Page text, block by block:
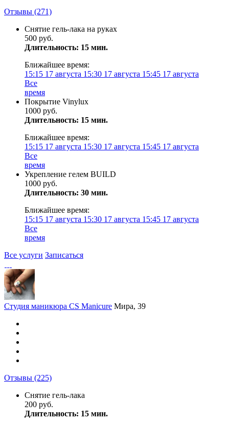
Отзывы (271)
Снятие гель-лака на руках
500 руб.
Длительность: 15 мин.
Ближайшее время:
15:15 17 августа 15:30 17 августа 15:45 17 августа
Все
время
Покрытие Vinylux
1000 руб.
Длительность: 15 мин.
Ближайшее время:
15:15 17 августа 15:30 17 августа 15:45 17 августа
Все
время
Укрепление гелем BUILD
1000 руб.
Длительность: 30 мин.
Ближайшее время:
15:15 17 августа 15:30 17 августа 15:45 17 августа
Все
время
Все услуги Записаться
Студия маникюра CS Manicure Мира, 39
Отзывы (225)
Снятие гель-лака
200 руб.
Длительность: 15 мин.